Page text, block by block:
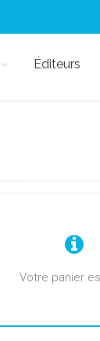
Éditeurs
Votre panier